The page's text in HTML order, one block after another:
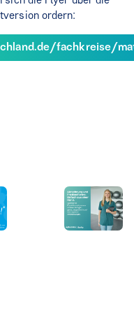
ordern:
fachkreise/